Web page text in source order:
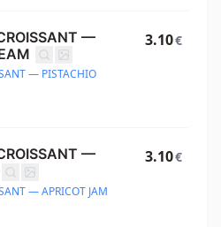
—
— PISTACHIO
3.10€
—
— APRICOT JAM
3.10€